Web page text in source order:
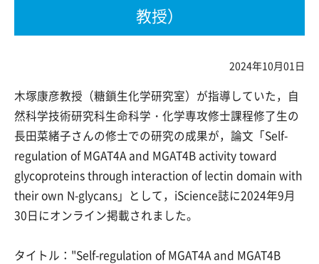
教授）
2024年10月01日
木塚康彦教授（糖鎖生化学研究室）が指導していた，自
然科学技術研究科生命科学・化学専攻修士課程修了生の
長田菜緒子さんの修士での研究の成果が，論文「Self-
regulation of MGAT4A and MGAT4B activity toward
glycoproteins through interaction of lectin domain with
their own N-glycans」として，iScience誌に2024年9月
30日にオンライン掲載されました。
タイトル："Self-regulation of MGAT4A and MGAT4B